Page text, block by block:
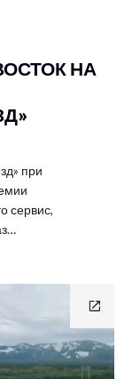
НА
при
сервис,